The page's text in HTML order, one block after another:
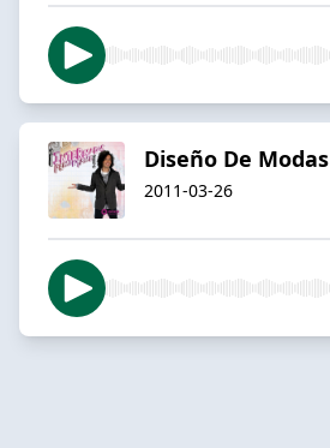
Diseño De Modas
2011-03-26